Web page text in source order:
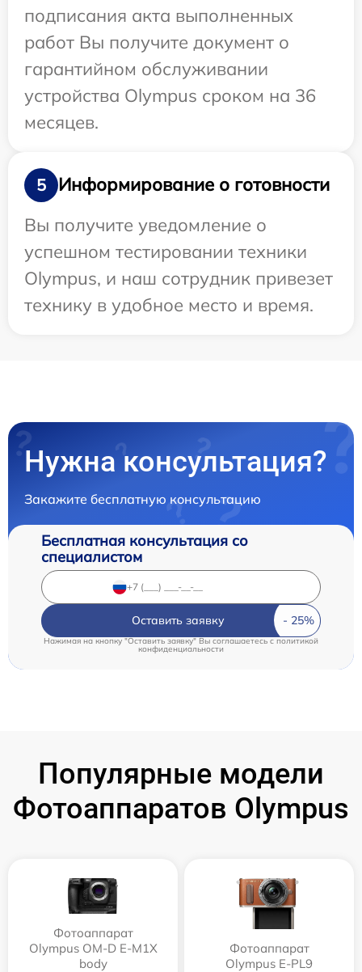
подписания акта выполненных
работ Вы получите документ о
гарантийном обслуживании
устройства Olympus сроком на 36
месяцев.
5
Информирование о готовности
Вы получите уведомление о
успешном тестировании техники
Olympus, и наш сотрудник привезет
технику в удобное место и время.
Нужна консультация?
Закажите бесплатную консультацию
Бесплатная консультация со
специалистом
Оставить заявку
Нажимая на кнопку "Оставить заявку" Вы соглашаетесь cполитикой
конфиденциальности
Популярные модели
Фотоаппаратов Olympus
Фотоаппарат
Olympus OM-D E-M1X
body
Фотоаппарат
Olympus E‑PL9